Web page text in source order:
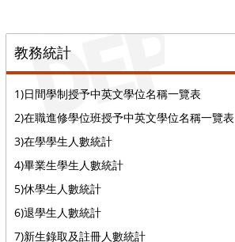
教務統計
1)日間學制授予中英文學位名稱一覽表
2)在職進修學位班授予中英文學位名稱一覽表
3)在學學生人數統計
4)畢業生學生人數統計
5)休學生人數統計
6)退學生人數統計
7)新生錄取及註冊人數統計